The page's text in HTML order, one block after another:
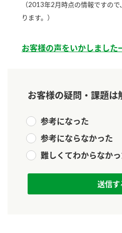
炊き込みご飯の素
味ぽん
かおりの蔵
納豆のサイト
PIN印
三ツ判山吹
千夜
スペシャルサイト
お酢を知ろう！
企業理念
ミツカンの歴史
ミツカンを知る
各部門が大切にして
おいしさと健康へ
ニュースリリース
お客様相談センター
お客様の声をいかしました
販売終了製品のご案内
よくあるご質問
（2013年2月時点の情報ですの
ります。）
お客様の声をいかしまし
お客様の疑問・課題は
参考になった
参考にならなかった
難しくてわからなか